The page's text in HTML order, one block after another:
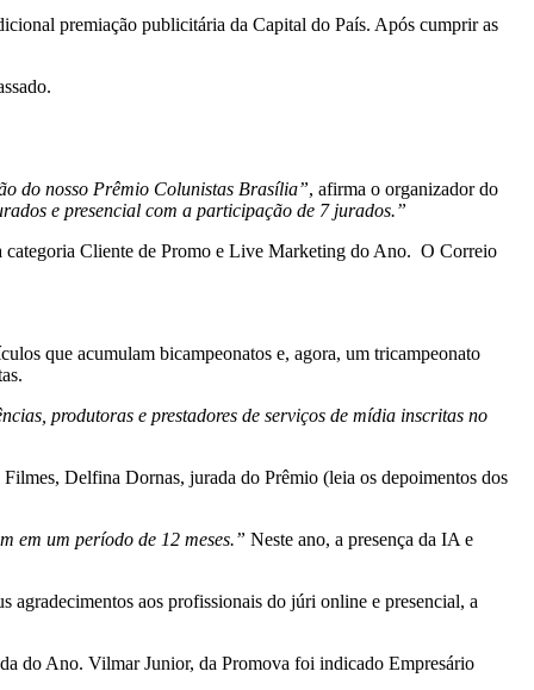
premiação publicitária da Capital do País. Após cumprir as
do nosso Prêmio Colunistas Brasília”, afirma o organizador do
e presencial com a participação de 7 jurados.”
categoria Cliente de Promo e Live Marketing do Ano. O Correio
que acumulam bicampeonatos e, agora, um tricampeonato
produtoras e prestadores de serviços de mídia inscritas no
Delfina Dornas, jurada do Prêmio (leia os depoimentos dos
em um período de 12 meses.” Neste ano, a presença da IA e
agradecimentos aos profissionais do júri online e presencial, a
do Ano. Vilmar Junior, da Promova foi indicado Empresário